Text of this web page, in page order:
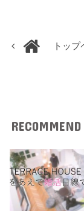
トッ
RECOMMEND